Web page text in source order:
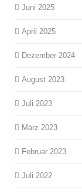
Juni 2025
April 2025
Dezember 2024
August 2023
Juli 2023
März 2023
Februar 2023
Juli 2022